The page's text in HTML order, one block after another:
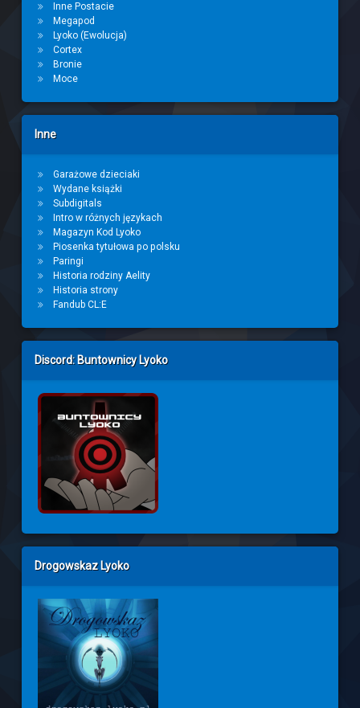
Inne Postacie
Megapod
Lyoko (Ewolucja)
Cortex
Bronie
Moce
Inne
Garażowe dzieciaki
Wydane książki
Subdigitals
Intro w różnych językach
Magazyn Kod Lyoko
Piosenka tytułowa po polsku
Paringi
Historia rodziny Aelity
Historia strony
Fandub CL:E
Discord: Buntownicy Lyoko
Drogowskaz Lyoko